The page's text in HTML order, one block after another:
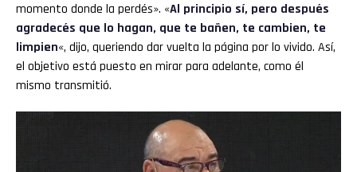
momento donde la perdés». «Al principio sí, pero después
agradecés que lo hagan, que te bañen, te cambien, te
limpien«, dijo, queriendo dar vuelta la página por lo vivido. Así,
el objetivo está puesto en mirar para adelante, como él
mismo transmitió.